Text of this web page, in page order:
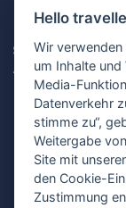
Hello
Wir
um Inhalte und
Media-
Datenverkehr
stimme zu“,
Weitergabe
Site mit
den Cookie-
Zustimmung
Betriebs-
Serviceflüssigkeiten
Additive
Fette
und
für